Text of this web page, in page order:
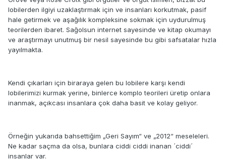
lobilerden ilgiyi uzaklaştırmak için ve insanları korkutmak, pasif
hale getirmek ve aşağılık kompleksine sokmak için uydurulmuş
teorilerden ibaret. Sağolsun internet sayesinde ve kitap okumayı
ve araştırmayı unutmuş bir nesil sayesinde bu gibi safsatalar hızla
yayılmakta.
Kendi çıkarları için biraraya gelen bu lobilere karşı kendi
lobilerimizi kurmak yerine, binlerce komplo teorileri üretip onlara
inanmak, açıkcası insanlara çok daha basit ve kolay geliyor.
Örneğin yukarıda bahsettiğim „Geri Sayım“ ve „2012“ meseleleri.
Ne kadar saçma da olsa, bunlara ciddi ciddi inanan ´ciddi´
insanlar var.